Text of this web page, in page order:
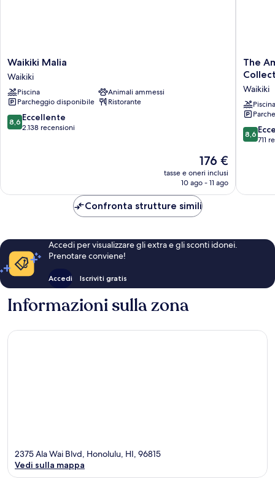
Waikiki
Malia
Waikiki
Waikiki Malia
Waikiki
Piscina
Animali ammessi
Parcheggio disponibile
Ristorante
8.6
su
8,6 Eccellente
2.138 recensioni
Il
prezzo
attuale
176 €
176 €
tasse e oneri inclusi
10 ago - 11 ago
The
of
Waikiki,
Tapestry
by
The
Waikiki
Piscina
8.6
su
8,6
711
Confronta strutture simili
Accedi per visualizzare gli extra e gli sconti idonei.
Prenotare conviene!
Accedi Iscriviti gratis
Informazioni sulla zona
2375 Ala Wai Blvd, Honolulu, HI, 96815
Vedi sulla mappa